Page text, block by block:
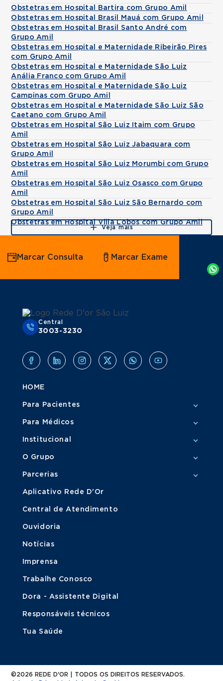
Obstetras em Hospital Bartira com Grupo Amil
Obstetras em Hospital Brasil Mauá com Grupo Amil
Obstetras em Hospital Brasil Santo André com
Grupo Amil
Obstetras em Hospital e Maternidade Ribeirão Pires
com Grupo Amil
Obstetras em Hospital e Maternidade São Luiz
Anália Franco com Grupo Amil
Obstetras em Hospital e Maternidade São Luiz
Campinas com Grupo Amil
Obstetras em Hospital e Maternidade São Luiz São
Caetano com Grupo Amil
Obstetras em Hospital São Luiz Itaim com Grupo
Amil
Obstetras em Hospital São Luiz Jabaquara com
Grupo Amil
Obstetras em Hospital São Luiz Morumbi com Grupo
Amil
Obstetras em Hospital São Luiz Osasco com Grupo
Amil
Obstetras em Hospital São Luiz São Bernardo com
Grupo Amil
Obstetras em Hospital Villa Lobos com Grupo Amil
Veja mais
por
Marcar Consulta Marcar Exame
Central
3003-3230
HOME
Para Pacientes
Para Médicos
Institucional
O Grupo
Parcerias
Aplicativo Rede D'Or
Central de Atendimento
Ouvidoria
Notícias
Imprensa
Trabalhe Conosco
Dora - Assistente Digital
Responsáveis técnicos
Tua Saúde
©2026 REDE D'OR | TODOS OS DIREITOS RESERVADOS.